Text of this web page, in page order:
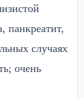
панкреатит,
случаях
очень